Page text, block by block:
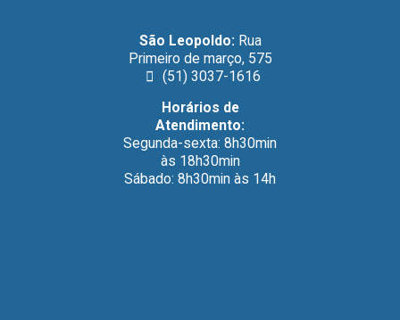
São Leopoldo: Rua
Primeiro de março, 575
(51) 3037-1616
Horários de
Atendimento:
Segunda-sexta: 8h30min
às 18h30min
Sábado: 8h30min às 14h